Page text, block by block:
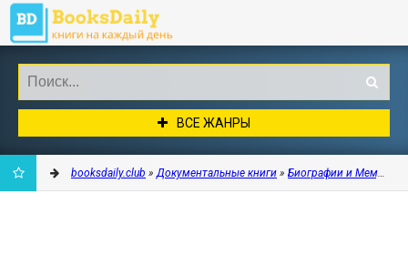
ВСЕ ЖАНРЫ
booksdaily.club »Документальные книги » Биографии и Мемуары